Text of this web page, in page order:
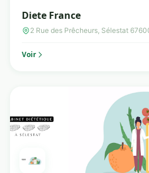
Diete France
2 Rue des Prêcheurs, Sélestat
Voir